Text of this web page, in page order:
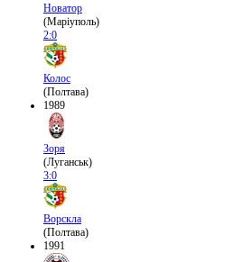
Новатор
(Маріуполь)
2:0
Колос
(Полтава)
1989
Зоря
(Луганськ)
3:0
Ворскла
(Полтава)
1991